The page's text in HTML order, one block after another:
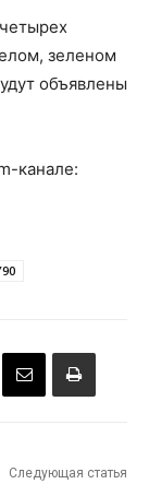
зеленом
объявлены
канале:
Следующая статья